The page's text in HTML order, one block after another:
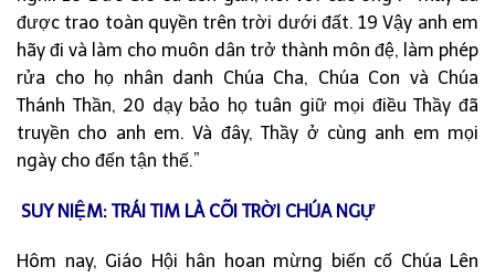
được trao toàn quyền trên trời dưới đất. 19 Vậy anh em
hãy đi và làm cho muôn dân trở thành môn đệ, làm phép
rửa cho họ nhân danh Chúa Cha, Chúa Con và Chúa
Thánh Thần, 20 dạy bảo họ tuân giữ mọi điều Thầy đã
truyền cho anh em. Và đây, Thầy ở cùng anh em mọi
ngày cho đến tận thế.”
SUY NIỆM: TRÁI TIM LÀ CÕI TRỜI CHÚA NGỰ
Hôm nay, Giáo Hội hân hoan mừng biến cố Chúa Lên